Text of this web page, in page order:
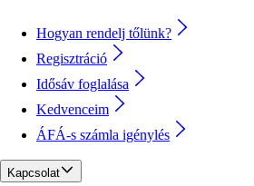
Hogyan rendelj tőlünk?
Regisztráció
Idősáv foglalása
Kedvenceim
ÁFÁ-s számla igénylés
Kapcsolat